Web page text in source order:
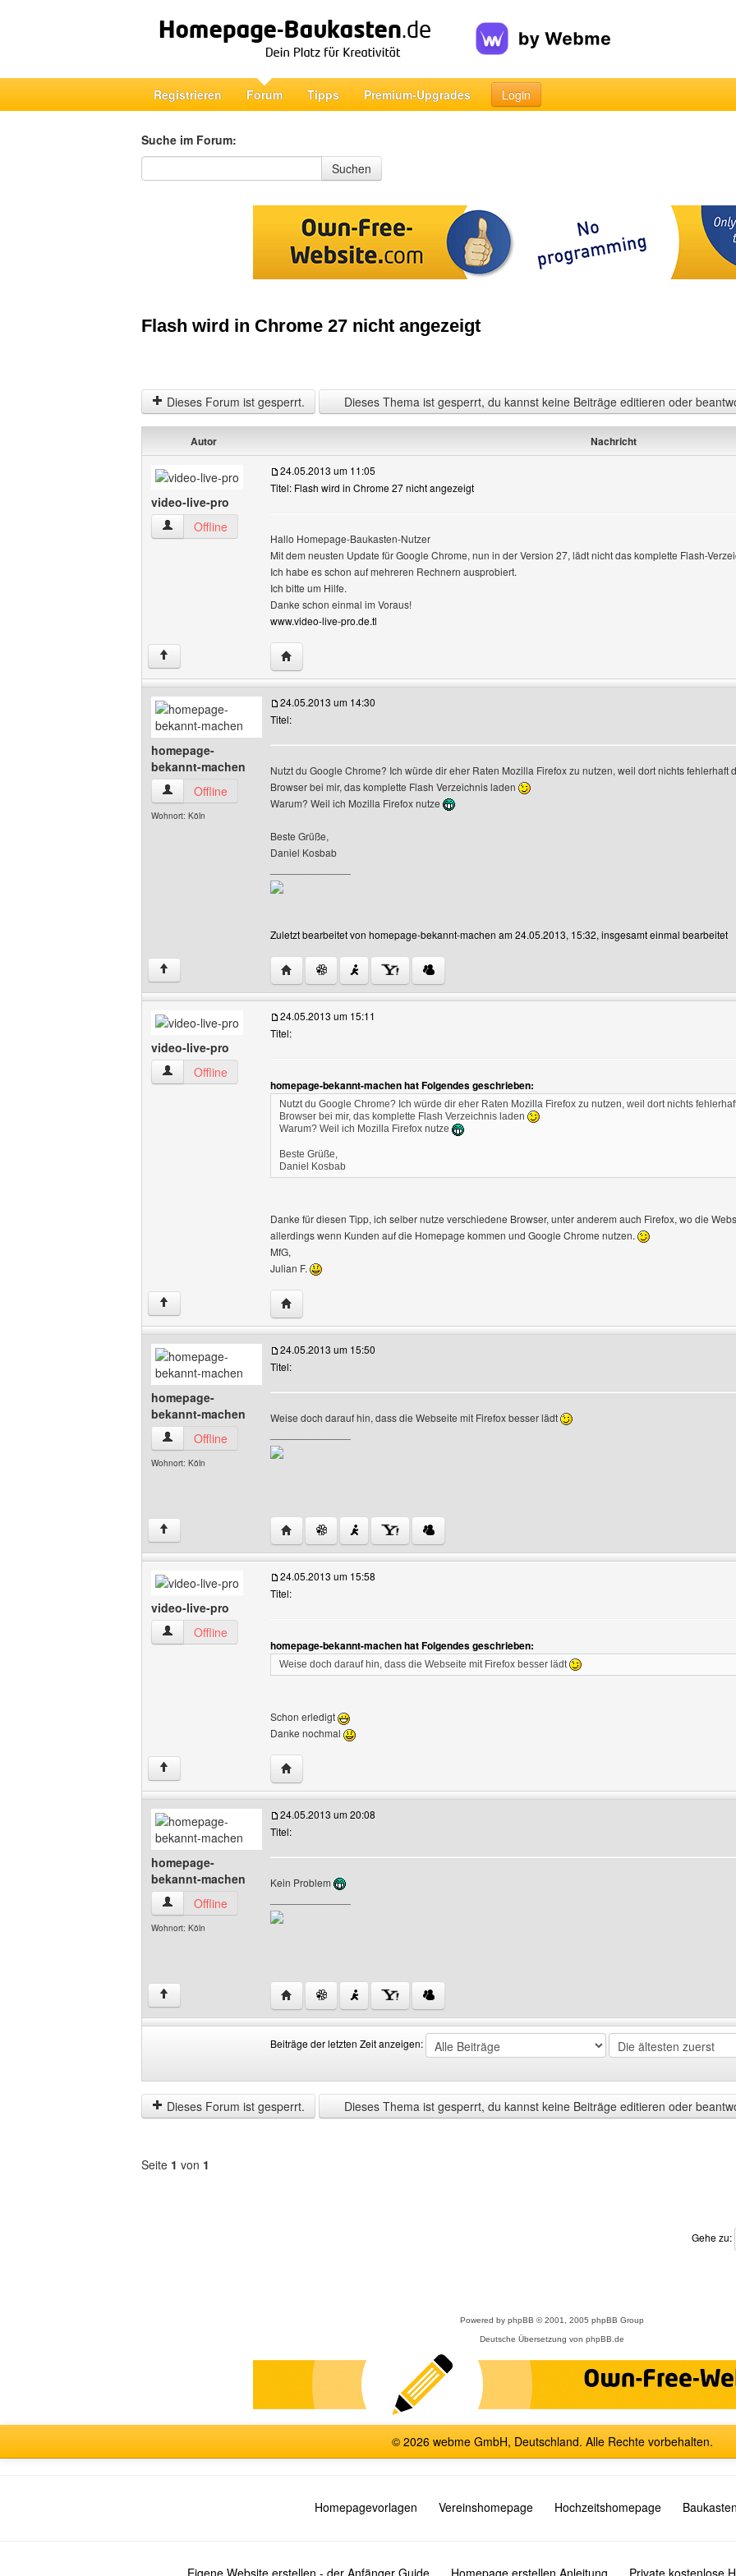
Registrieren Forum Tipps Premium-Upgrades Login
Suche im Forum:
Suche im Forum
Suchen
Flash wird in Chrome 27 nicht angezeigt
Dieses Forum ist gesperrt. Dieses Thema ist gesperrt, du kannst keine Beiträge editieren oder
Autor Nachricht
video-live-pro
video-live-pro Benutzer-Profile anzeigen
Offline
24.05.2013 um 11:05
Titel: Flash wird in Chrome 27 nicht angezeigt
Hallo Homepage-Baukasten-Nutzer
Mit dem neusten Update für Google Chrome, nun in der Version 27, lädt nicht das komplette Flash-
Ich habe es schon auf mehreren Rechnern ausprobiert.
Ich bitte um Hilfe.
Danke schon einmal im Voraus!
www.video-live-pro.de.tl
↑ Website dieses Benutzers besuchen: video-live-pro
homepage-
bekannt-machen
homepage-bekannt-machen Benutzer-Profile anzeigen
Offline
Wohnort: Köln
24.05.2013 um 14:30
Titel:
Nutzt du Google Chrome? Ich würde dir eher Raten Mozilla Firefox zu nutzen, weil dort nichts fehlerhaft
Browser bei mir, das komplette Flash Verzeichnis laden
Warum? Weil ich Mozilla Firefox nutze
Beste Grüße,
Daniel Kosbab
Zuletzt bearbeitet von homepage-bekannt-machen am 24.05.2013, 15:32, insgesamt einmal bearbeitet
↑ Website dieses Benutzers besuchen: homepage-bekannt-machen
video-live-pro
video-live-pro Benutzer-Profile anzeigen
Offline
24.05.2013 um 15:11
Titel:
homepage-bekannt-machen hat Folgendes geschrieben:
Nutzt du Google Chrome? Ich würde dir eher Raten Mozilla Firefox zu nutzen, weil dort nichts
Browser bei mir, das komplette Flash Verzeichnis laden
Warum? Weil ich Mozilla Firefox nutze
Beste Grüße,
Daniel Kosbab
Danke für diesen Tipp, ich selber nutze verschiedene Browser, unter anderem auch Firefox, wo die
allerdings wenn Kunden auf die Homepage kommen und Google Chrome nutzen.
MfG,
Julian F.
↑ Website dieses Benutzers besuchen: video-live-pro
homepage-
bekannt-machen
homepage-bekannt-machen Benutzer-Profile anzeigen
Offline
Wohnort: Köln
24.05.2013 um 15:50
Titel:
Weise doch darauf hin, dass die Webseite mit Firefox besser lädt
↑ Website dieses Benutzers besuchen: homepage-bekannt-machen
video-live-pro
video-live-pro Benutzer-Profile anzeigen
Offline
24.05.2013 um 15:58
Titel:
homepage-bekannt-machen hat Folgendes geschrieben:
Weise doch darauf hin, dass die Webseite mit Firefox besser lädt
Schon erledigt
Danke nochmal
↑ Website dieses Benutzers besuchen: video-live-pro
homepage-
bekannt-machen
homepage-bekannt-machen Benutzer-Profile anzeigen
Offline
Wohnort: Köln
24.05.2013 um 20:08
Titel:
Kein Problem
↑ Website dieses Benutzers besuchen: homepage-bekannt-machen
Beiträge der letzten Zeit anzeigen:
der
letzten
Zeit
by
Dieses Forum ist gesperrt.
Dieses Thema ist gesperrt, du kannst keine Beiträge editieren oder
Seite 1 von 1
Gehe zu:
Powered by phpBB © 2001, 2005 phpBB Group
Deutsche Übersetzung von phpBB.de
© 2026 webme GmbH, Deutschland. Alle Rechte vorbehalten.
Homepagevorlagen Vereinshomepage Hochzeitshomepage
Eigene Website erstellen - der Anfänger Guide Homepage erstellen Anleitung Private kostenlose